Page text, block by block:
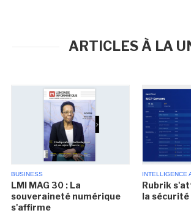
ARTICLES À LA
BUSINESS
LMI MAG 30 : La
souveraineté numérique
s'affirme
INTELLIGENCE
Rubrik
la sécurité